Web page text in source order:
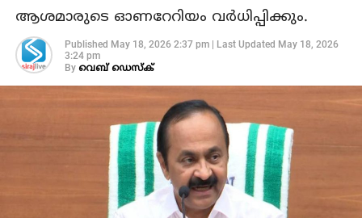
ആശമാരുടെ ഓണറേറിയം വര്‍ധിപ്പിക്കും.
Published May 18, 2026 2:37 pm| Last Updated May 18, 2026
3:24 pm
By വെബ് ഡെസ്‌ക്